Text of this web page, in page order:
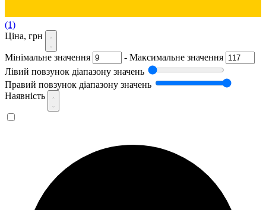
(1)
Ціна, грн
Мінімальне значення - Максимальне значення
Лівий повзунок діапазону значень
Правий повзунок діапазону значень
Наявність